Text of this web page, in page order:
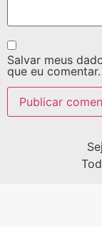
Salvar meus
que eu comentar.